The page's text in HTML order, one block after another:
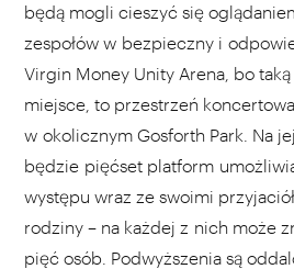
będą mogli cieszyć się
zespołów w bezpieczny i
Virgin Money Unity Arena, bo
miejsce, to przestrzeń
w okolicznym Gosforth Park. Na
będzie pięćset platform
występu wraz ze swoimi
rodziny – na każdej z nich może
pięć osób. Podwyższenia są